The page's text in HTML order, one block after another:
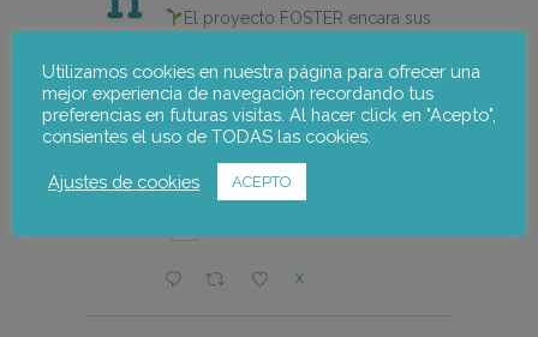
El proyecto FOSTER encara sus
participativa de validación del Plan
de Adaptación al Cambio Climático
del Alto Palancia.
proyecto-foster-encara-sus-
ultimas-actuaciones/
X
Utilizamos cookies en nuestra página para ofrecer una
mejor experiencia de navegación recordando tus
preferencias en futuras visitas. Al hacer click en "Acepto",
consientes el uso de TODAS las cookies.
Ajustes de cookies ACEPTO